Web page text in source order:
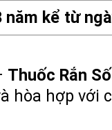
năm kể từ
Thuốc Rắn
hòa hợp với